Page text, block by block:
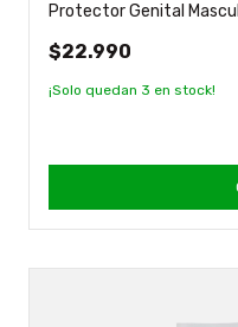
Protector Genital
$22.990
¡Solo quedan 3 en stock!